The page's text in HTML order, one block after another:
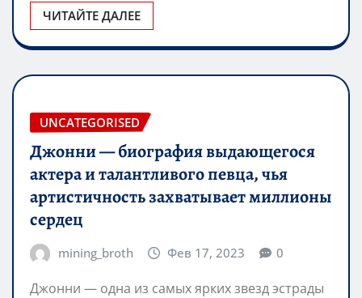
ЧИТАЙТЕ ДАЛЕЕ
UNCATEGORISED
Джонни — биография выдающегося
актера и талантливого певца, чья
артистичность захватывает миллионы
сердец
mining_broth Фев 17, 2023 0
Джонни — одна из самых ярких звезд эстрады